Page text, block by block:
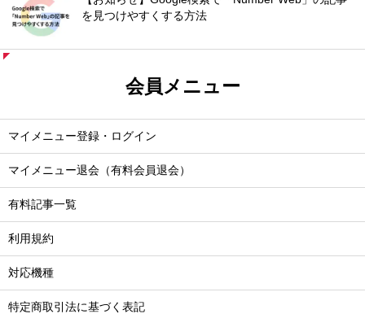
を見つけやすくする方法
会員メニュー
マイメニュー登録・ログイン
マイメニュー退会（有料会員退会）
有料記事一覧
利用規約
対応機種
特定商取引法に基づく表記